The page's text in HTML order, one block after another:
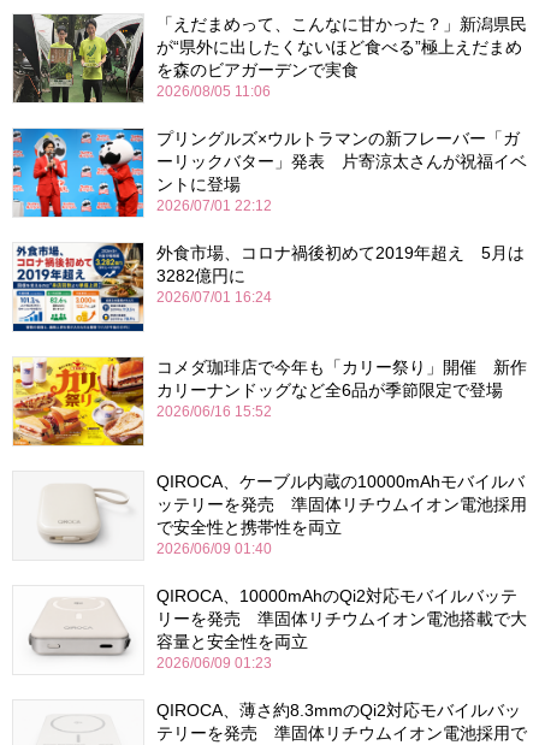
「えだまめって、こんなに甘かった？」新潟県民
が“県外に出したくないほど食べる”極上えだまめ
を森のビアガーデンで実食
2026/08/05 11:06
プリングルズ×ウルトラマンの新フレーバー「ガ
ーリックバター」発表 片寄涼太さんが祝福イベ
ントに登場
2026/07/01 22:12
外食市場、コロナ禍後初めて2019年超え 5月は
3282億円に
2026/07/01 16:24
コメダ珈琲店で今年も「カリー祭り」開催 新作
カリーナンドッグなど全6品が季節限定で登場
2026/06/16 15:52
QIROCA、ケーブル内蔵の10000mAhモバイルバ
ッテリーを発売 準固体リチウムイオン電池採用
で安全性と携帯性を両立
2026/06/09 01:40
QIROCA、10000mAhのQi2対応モバイルバッテ
リーを発売 準固体リチウムイオン電池搭載で大
容量と安全性を両立
2026/06/09 01:23
QIROCA、薄さ約8.3mmのQi2対応モバイルバッ
テリーを発売 準固体リチウムイオン電池採用で